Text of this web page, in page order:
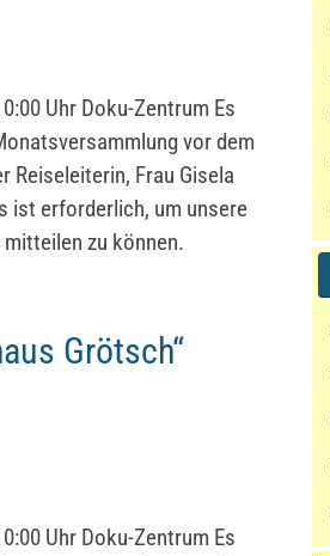
Uhr Doku-Zentrum Es
vor dem
Reiseleiterin, Frau Gisela
ist erforderlich, um unsere
zu können.
Grötsch“
Uhr Doku-Zentrum Es